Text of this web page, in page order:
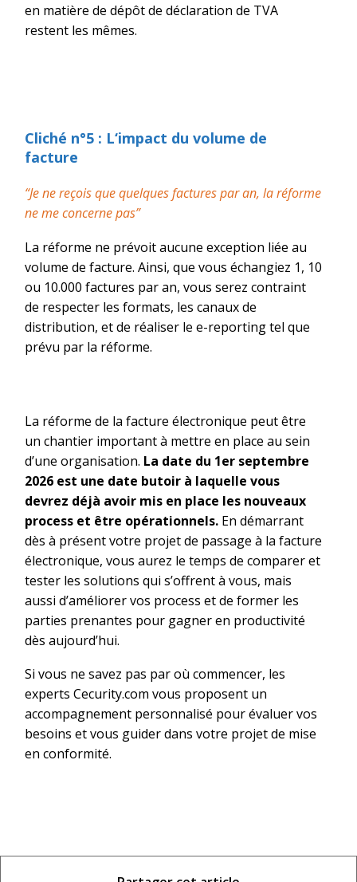
en matière de dépôt de déclaration de TVA
restent les mêmes.
Cliché n°5 : L‘impact du volume de
facture
“Je ne reçois que quelques factures par an, la réforme
ne me concerne pas”
La réforme ne prévoit aucune exception liée au
volume de facture. Ainsi, que vous échangiez 1, 10
ou 10.000 factures par an, vous serez contraint
de respecter les formats, les canaux de
distribution, et de réaliser le e-reportingtel que
prévu par la réforme.
La réforme de la facture électronique peut être
un chantier important à mettre en place au sein
d’une organisation. La date du 1er septembre
2026 est une date butoir à laquelle vous
devrez déjà avoir mis en place les nouveaux
process et être opérationnels. En démarrant
dès à présent votre projet de passage à la facture
électronique, vous aurez le temps de comparer et
tester les solutions qui s’offrent à vous, mais
aussi d’améliorer vos process et de former les
parties prenantes pour gagner en productivité
dès aujourd’hui.
Si vous ne savez pas par où commencer, les
experts Cecurity.com vous proposent un
accompagnement personnalisé pour évaluer vos
besoins et vous guider dans votre projet de mise
en conformité.